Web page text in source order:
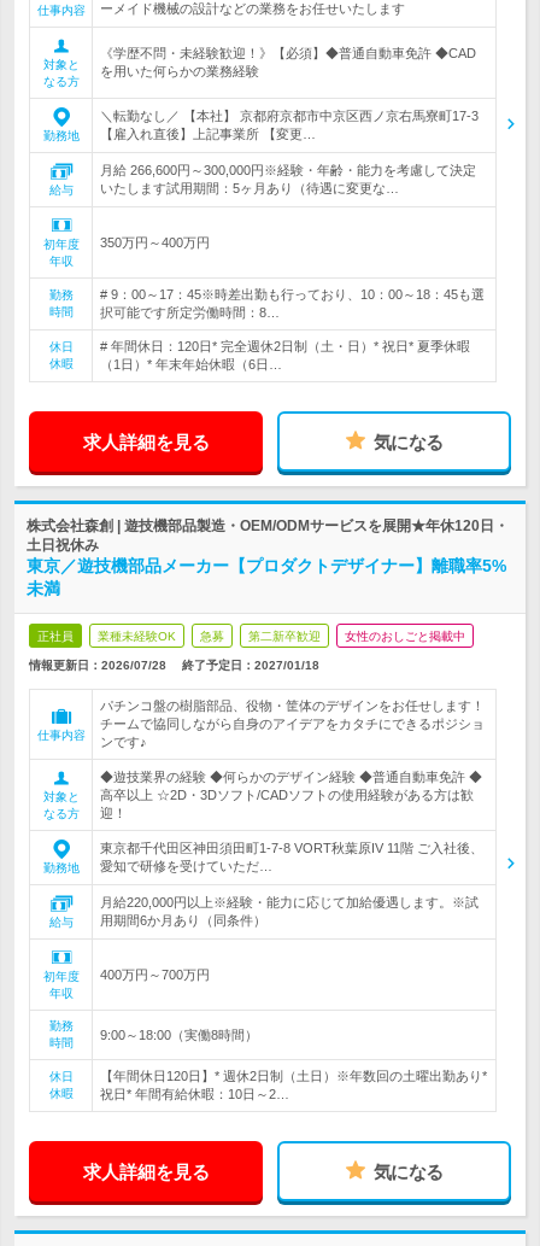
仕事内容
ーメイド機械の設計などの業務をお任せいたします
対象と
なる方
《学歴不問・未経験歓迎！》【必須】◆普通自動車免許 ◆CAD
を用いた何らかの業務経験
勤務地
＼転勤なし／ 【本社】 京都府京都市中京区西ノ京右馬寮町17-3
【雇入れ直後】上記事業所 【変更…
給与
月給 266,600円～300,000円※経験・年齢・能力を考慮して決定
いたします試用期間：5ヶ月あり（待遇に変更な…
初年度
年収
350万円～400万円
勤務
時間
# 9：00～17：45※時差出勤も行っており、10：00～18：45も選
択可能です所定労働時間：8…
休日
休暇
# 年間休日：120日* 完全週休2日制（土・日）* 祝日* 夏季休暇
（1日）* 年末年始休暇（6日…
求人詳細を見る 気になる
株式会社森創 | 遊技機部品製造・OEM/ODMサービスを展開★年休120日・
土日祝休み
東京／遊技機部品メーカー【プロダクトデザイナー】離職率5%
未満
正社員 業種未経験OK 急募 第二新卒歓迎 女性のおしごと掲載中
情報更新日：2026/07/28 終了予定日： 2027/01/18
仕事内容
パチンコ盤の樹脂部品、役物・筐体のデザインをお任せします！
チームで協同しながら自身のアイデアをカタチにできるポジショ
ンです♪
対象と
なる方
◆遊技業界の経験 ◆何らかのデザイン経験 ◆普通自動車免許 ◆
高卒以上 ☆2D・3Dソフト/CADソフトの使用経験がある方は歓
迎！
勤務地
東京都千代田区神田須田町1-7-8 VORT秋葉原IV 11階 ご入社後、
愛知で研修を受けていただ…
給与
月給220,000円以上※経験・能力に応じて加給優遇します。※試
用期間6か月あり（同条件）
初年度
年収
400万円～700万円
勤務
時間
9:00～18:00（実働8時間）
休日
休暇
【年間休日120日】* 週休2日制（土日）※年数回の土曜出勤あり*
祝日* 年間有給休暇：10日～2…
求人詳細を見る 気になる